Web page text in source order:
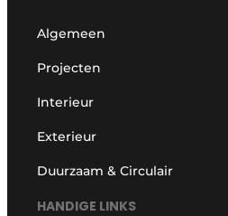
Algemeen
Projecten
Interieur
Exterieur
Duurzaam & Circulair
HANDIGE LINKS